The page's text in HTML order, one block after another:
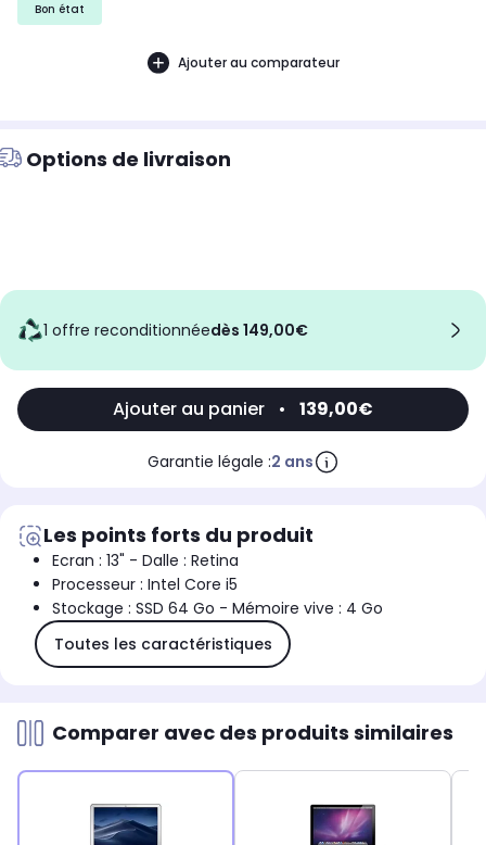
Bon état
Ajouter au comparateur
Options de livraison
1 offre reconditionnée dès 149,00€
Ajouter au panier • 139,00€
Garantie légale :2 ans
Les points forts du produit
Ecran : 13" - Dalle : Retina
Processeur : Intel Core i5
Stockage : SSD 64 Go - Mémoire vive : 4 Go
Toutes les caractéristiques
Comparer avec des produits similaires